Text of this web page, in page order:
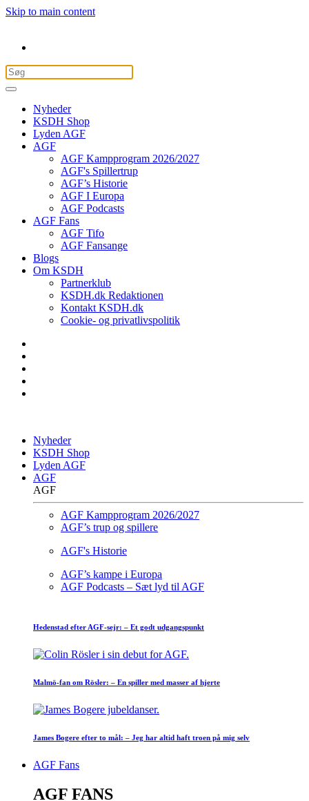
Skip to main content
Nyheder
KSDH Shop
Lyden AGF
AGF
AGF Kampprogram 2026/2027
AGF's Spillertrup
AGF’s Historie
AGF I Europa
AGF Podcasts
AGF Fans
AGF Tifo
AGF Fansange
Blogs
Om KSDH
Partnerklub
KSDH.dk Redaktionen
Kontakt KSDH.dk
Cookie- og privatlivspolitik
Nyheder
KSDH Shop
Lyden AGF
AGF
AGF
AGF Kampprogram 2026/2027
AGF’s trup og spillere
AGF's Historie
AGF’s kampe i Europa
AGF Podcasts – Sæt lyd til AGF
Hedenstad efter AGF-sejr: – Et godt udgangspunkt
Malmö-fan om Rösler: – En spiller med masser af hjerte
James Bogere efter to mål: – Jeg har altid haft troen på mig selv
AGF Fans
AGF FANS